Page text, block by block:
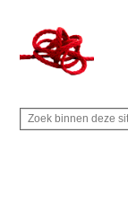
naar
de
inhoud
secondary
naar
de
sidebar
naar
de
Rechts
Z
Z